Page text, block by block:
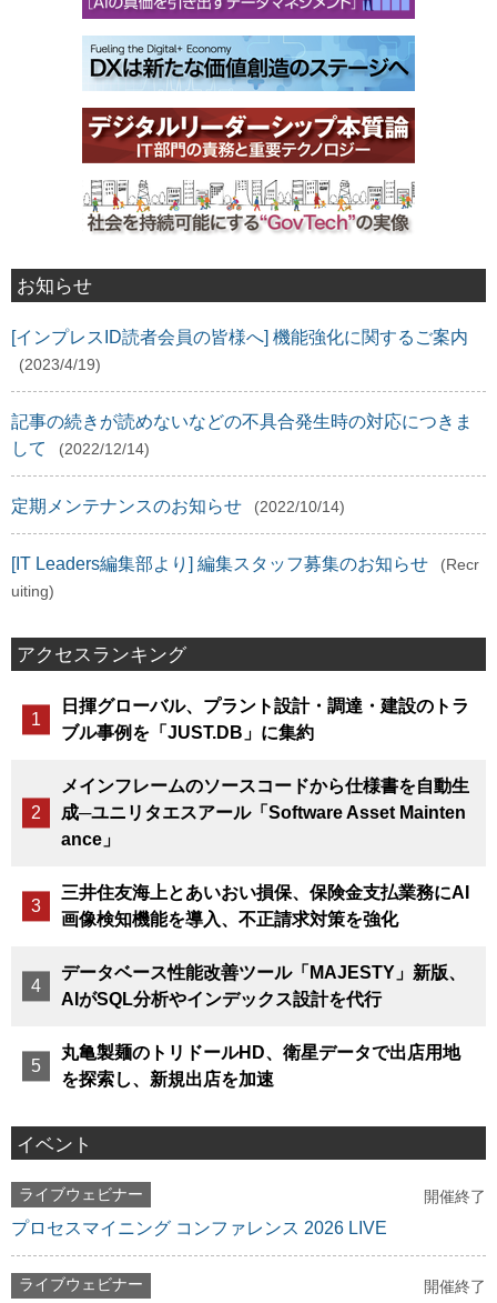
お知らせ
[インプレスID読者会員の皆様へ] 機能強化に関するご案内
(2023/4/19)
記事の続きが読めないなどの不具合発生時の対応につきま
して
(2022/12/14)
定期メンテナンスのお知らせ (2022/10/14)
[IT Leaders編集部より] 編集スタッフ募集のお知らせ
(Recr
uiting)
アクセスランキング
日揮グローバル、プラント設計・調達・建設のトラ
ブル事例を「JUST.DB」に集約
メインフレームのソースコードから仕様書を自動生
成─ユニリタエスアール「Software Asset Mainten
ance」
三井住友海上とあいおい損保、保険金支払業務にAI
画像検知機能を導入、不正請求対策を強化
データベース性能改善ツール「MAJESTY」新版、
AIがSQL分析やインデックス設計を代行
丸亀製麺のトリドールHD、衛星データで出店用地
を探索し、新規出店を加速
イベント
ライブウェビナー 開催終了
プロセスマイニング コンファレンス 2026 LIVE
ライブウェビナー 開催終了